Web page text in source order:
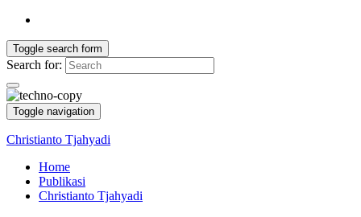
Toggle search form
Search for:
Toggle navigation
Christianto Tjahyadi
Home
Publikasi
Christianto Tjahyadi